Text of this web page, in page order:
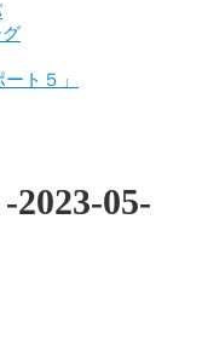
ト５」
05-